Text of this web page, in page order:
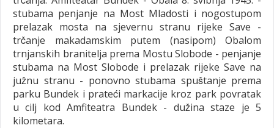
stubama penjanje na Most Mladosti i nogostupom
prelazak mosta na sjevernu stranu rijeke Save -
trčanje makadamskim putem (nasipom) Obalom
trnjanskih branitelja prema Mostu Slobode - penjanje
stubama na Most Slobode i prelazak rijeke Save na
južnu stranu - ponovno stubama spuštanje prema
parku Bundek i prateći markacije kroz park povratak
u cilj kod Amfiteatra Bundek - dužina staze je 5
kilometara.